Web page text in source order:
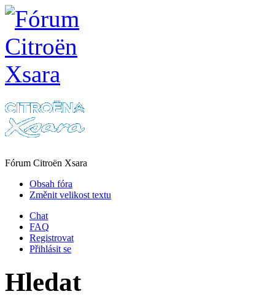
Fórum Citroën Xsara
Obsah fóra
Změnit velikost textu
Chat
FAQ
Registrovat
Přihlásit se
Hledat